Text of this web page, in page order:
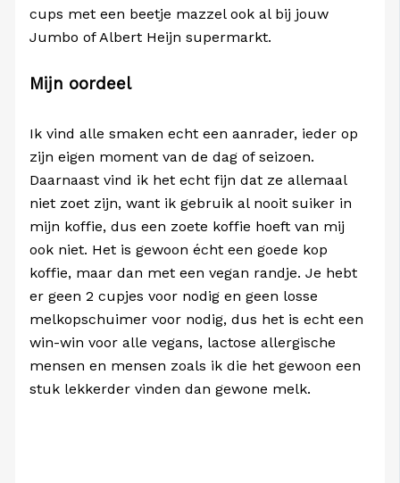
cups met een beetje mazzel ook al bij jouw
Jumbo of Albert Heijn supermarkt.
Mijn oordeel
Ik vind alle smaken echt een aanrader, ieder op
zijn eigen moment van de dag of seizoen.
Daarnaast vind ik het echt fijn dat ze allemaal
niet zoet zijn, want ik gebruik al nooit suiker in
mijn koffie, dus een zoete koffie hoeft van mij
ook niet. Het is gewoon écht een goede kop
koffie, maar dan met een vegan randje. Je hebt
er geen 2 cupjes voor nodig en geen losse
melkopschuimer voor nodig, dus het is echt een
win-win voor alle vegans, lactose allergische
mensen en mensen zoals ik die het gewoon een
stuk lekkerder vinden dan gewone melk.